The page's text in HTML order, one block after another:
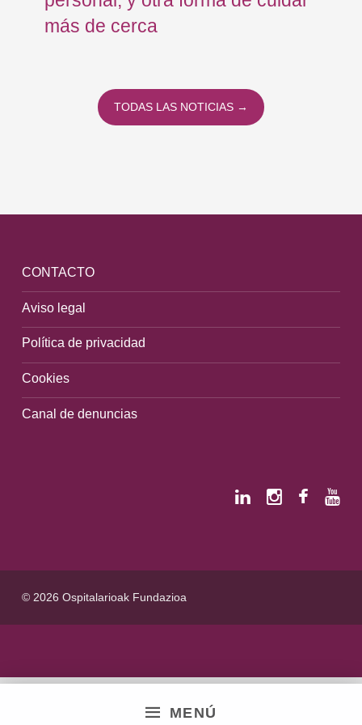
MENÚ
más de cerca
TODAS LAS NOTICIAS →
CONTACTO
Aviso legal
Política de privacidad
Cookies
Canal de denuncias
© 2026 Ospitalarioak Fundazioa